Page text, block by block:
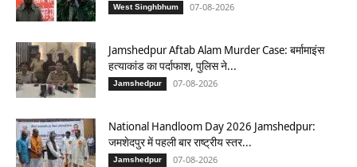
West Singhbhum 07-08-2026
Jamshedpur Aftab Alam Murder Case: बर्मामाइंस
हत्याकांड का पर्दाफाश, पुलिस ने...
Jamshedpur 07-08-2026
National Handloom Day 2026 Jamshedpur:
जमशेदपुर में पहली बार राष्ट्रीय स्तर...
Jamshedpur 07-08-2026